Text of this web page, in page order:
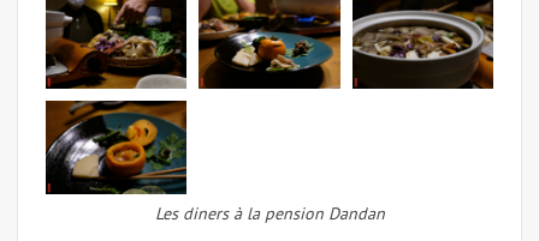
Les diners à la pension Dandan